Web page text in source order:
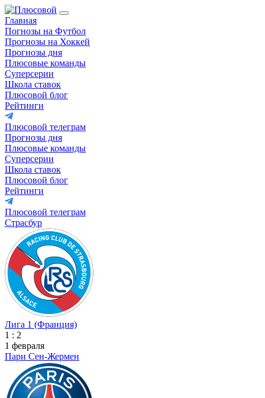
Главная
Погнозы на Футбол
Прогнозы на Хоккей
Прогнозы дня
Плюсовые команды
Суперсерии
Школа ставок
Плюсовой блог
Рейтинги
Плюсовой телеграм
Прогнозы дня
Плюсовые команды
Суперсерии
Школа ставок
Плюсовой блог
Рейтинги
Плюсовой телеграм
Страсбур
Лига 1 (Франция)
1 : 2
1 февраля
Пари Сен-Жермен